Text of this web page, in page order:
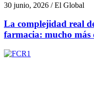
30 junio, 2026 / El Global
La complejidad real
farmacia: mucho